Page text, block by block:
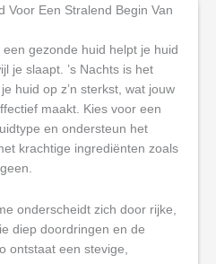
Voor Een Stralend Begin Van
gezonde huid helpt je huid
je slaapt. ’s Nachts is het
huid op z’n sterkst, wat jouw
maakt. Kies voor een
en ondersteun het
krachtige ingrediënten zoals
onderscheidt zich door rijke,
diep doordringen en de
ontstaat een stevige,